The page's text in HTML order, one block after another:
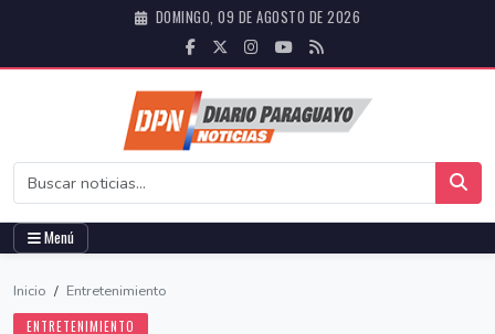
DOMINGO, 09 DE AGOSTO DE 2026
Menú
Inicio / Entretenimiento
ENTRETENIMIENTO